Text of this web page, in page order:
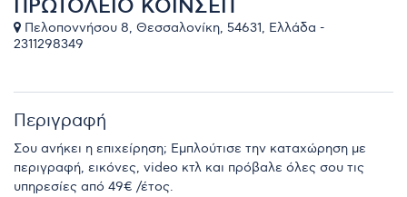
ΠΡΩΤΟΛΕΙΟ ΚΟΙΝΣΕΠ
Πελοποννήσου 8, Θεσσαλονίκη, 54631, Ελλάδα -
2311298349
Περιγραφή
Σου ανήκει η επιχείρηση; Εμπλούτισε την καταχώρηση με
περιγραφή, εικόνες, video κτλ και πρόβαλε όλες σου τις
υπηρεσίες από 49€ /έτος.